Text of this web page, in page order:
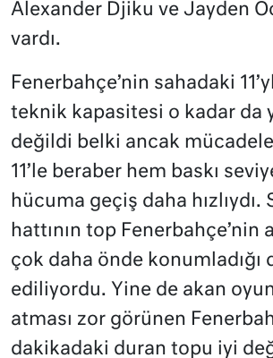
Alexander Djiku ve Jayden
vardı.
Fenerbahçe’nin sahadaki
teknik kapasitesi o kadar da
değildi belki ancak
11’le beraber hem baskı
hücuma geçiş daha hızlıydı.
hattının top Fenerbahçe’nin
çok daha önde konumladığı
ediliyordu. Yine de akan
atması zor görünen
dakikadaki duran topu iyi